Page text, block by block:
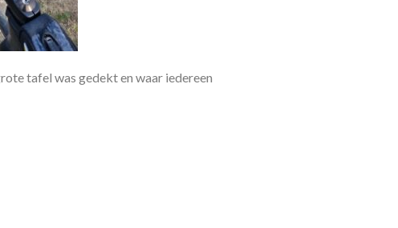
tafel was gedekt en waar iedereen